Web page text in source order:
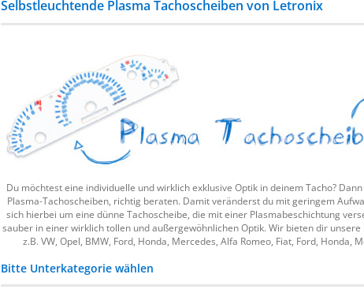
Konto erstellen
Selbstleuchtende Plasma Tachoscheiben von Letronix
Du möchtest eine individuelle und wirklich exklusive Optik in deinem Tacho?
Plasma-Tachoscheiben, richtig beraten. Damit veränderst du mit geringem
sich hierbei um eine dünne Tachoscheibe, die mit einer Plasmabeschichtung
sauber in einer wirklich tollen und außergewöhnlichen Optik. Wir bieten dir
z.B. VW, Opel, BMW, Ford, Honda, Mercedes, Alfa Romeo, Fiat, Ford, Honda,
Bitte Unterkategorie wählen